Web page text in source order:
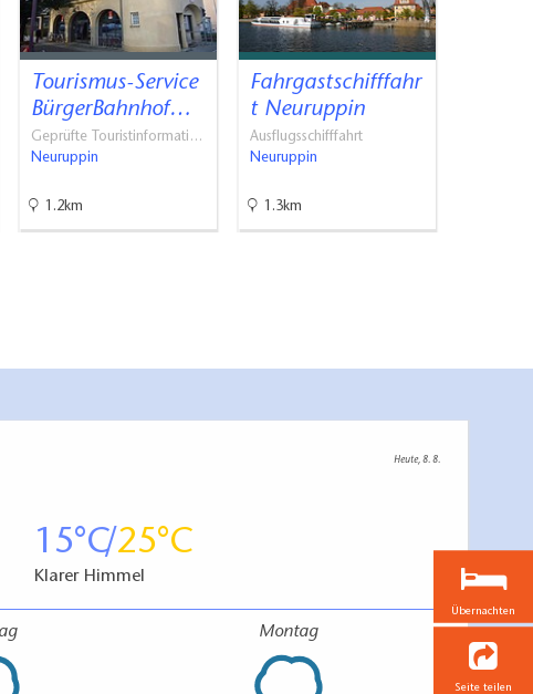
Tourismus-Service
BürgerBahnhof…
Geprüfte Touristinformati…
Neuruppin
1.2km
Fahrgastschifffahr
t Neuruppin
Ausflugsschifffahrt
Neuruppin
1.3km
Heute, 8. 8.
15 25
Klarer Himmel
Montag
Übernachten
Seite teilen